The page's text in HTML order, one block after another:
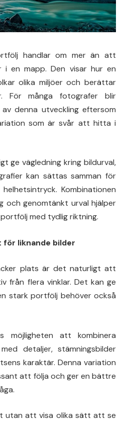
handlar om mer än att
i en mapp. Den visar hur en
olika miljöer och berättar
För många fotografer blir
denna utveckling eftersom
som är svår att hitta i
ge vägledning kring bildurval,
kan sättas samman för
Kombinationen
och genomtänkt urval hjälper
med tydlig riktning.
för liknande bilder
plats är det naturligt att
från flera vinklar. Det kan ge
stark portfölj behöver också
möjligheten att kombinera
detaljer, stämningsbilder
karaktär. Denna variation
att följa och ger en bättre
utan att visa olika sätt att se